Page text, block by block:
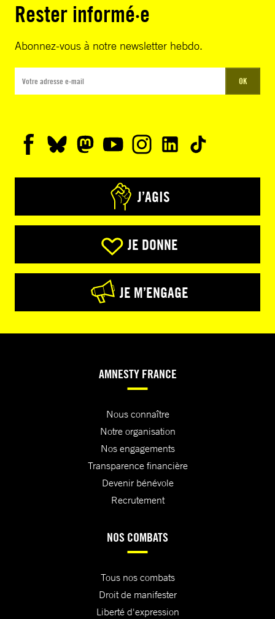
Rester informé·e
Abonnez-vous à notre newsletter hebdo.
OK
J’AGIS
JE DONNE
JE M’ENGAGE
AMNESTY FRANCE
Nous connaître
Notre organisation
Nos engagements
Transparence financière
Devenir bénévole
Recrutement
NOS COMBATS
Tous nos combats
Droit de manifester
Liberté d'expression